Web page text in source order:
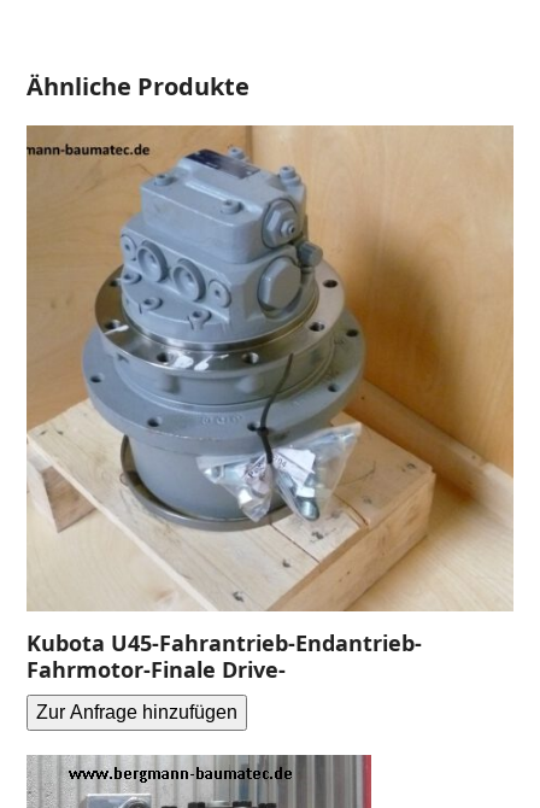
Drive-
Menge
Ähnliche Produkte
Kubota U45-Fahrantrieb-Endantrieb-
Fahrmotor-Finale Drive-
Zur Anfrage hinzufügen